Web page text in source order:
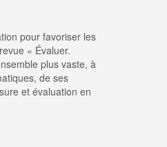
pour favoriser les
« Évaluer.
plus vaste, à
de ses
et évaluation en